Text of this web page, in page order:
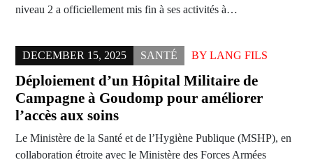
niveau 2 a officiellement mis fin à ses activités à…
DECEMBER 15, 2025 SANTÉ BY LANG FILS
Déploiement d’un Hôpital Militaire de
Campagne à Goudomp pour améliorer
l’accès aux soins
Le Ministère de la Santé et de l’Hygiène Publique (MSHP), en
collaboration étroite avec le Ministère des Forces Armées